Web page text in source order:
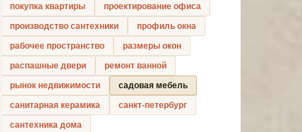
покупка квартиры
проектирование офиса
производство сантехники
профиль окна
рабочее пространство
размеры окон
распашные двери
ремонт ванной
рынок недвижимости
садовая мебель
санитарная керамика
санкт-петербург
сантехника дома